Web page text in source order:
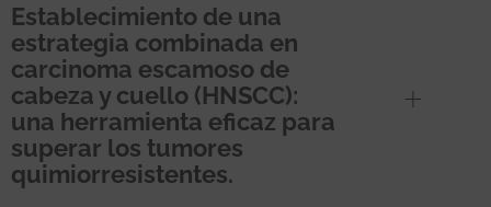
Establecimiento de una
estrategia combinada en
carcinoma escamoso de
cabeza y cuello (HNSCC):
una herramienta eficaz para
superar los tumores
quimiorresistentes.